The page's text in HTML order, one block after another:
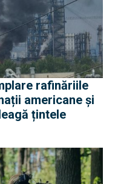
rafinăriile
americane și
țintele